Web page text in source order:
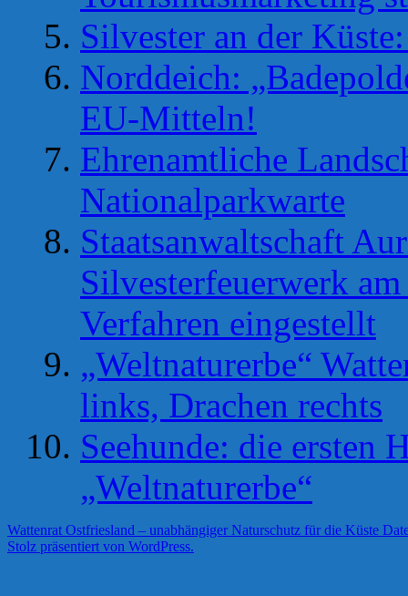
Silvester an der
Norddeich:
EU-Mitteln!
Ehrenamtliche
Nationalparkwarte
Staatsanwaltschaft
Silvesterfeuerwerk
Verfahren eingestellt
„Weltnaturerbe“
links, Drachen rechts
Seehunde: die ersten
„Weltnaturerbe“
Wattenrat Ostfriesland – unabhängiger Naturschutz für die Küste
Stolz präsentiert von WordPress.